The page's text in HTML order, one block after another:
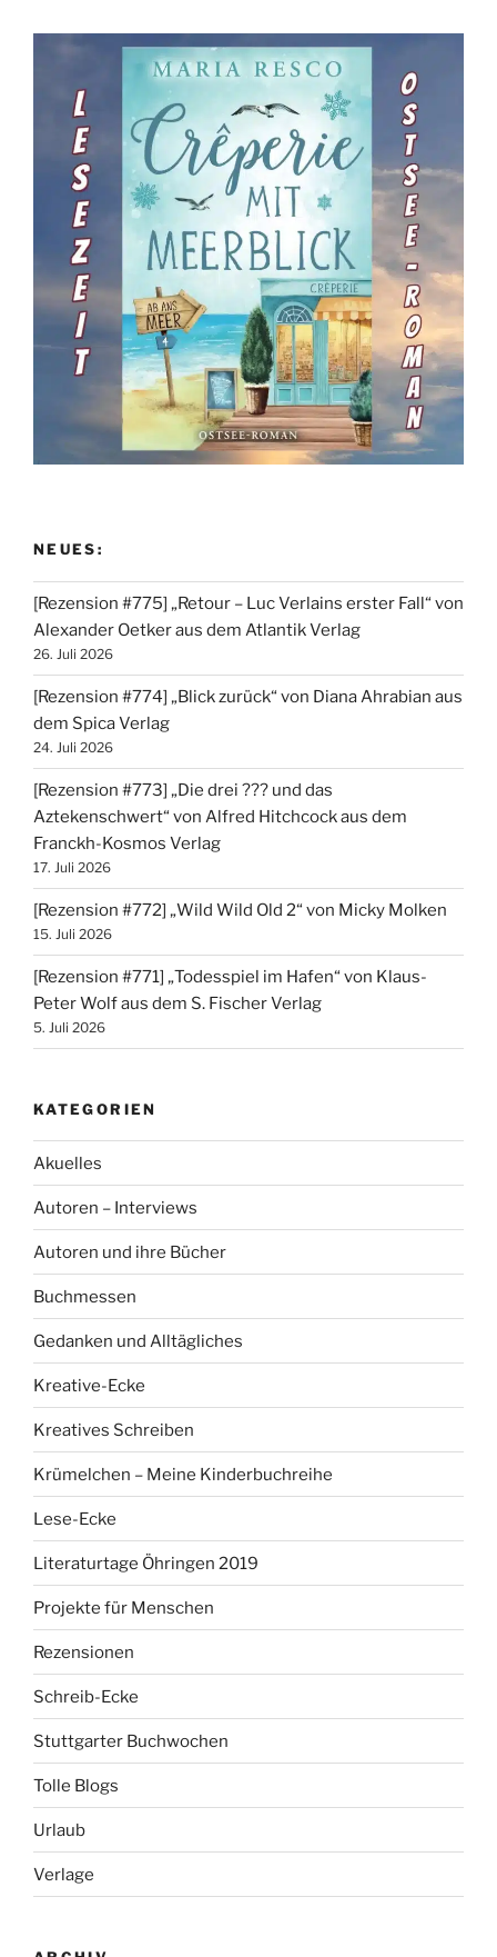
NEUES:
[Rezension #775] „Retour – Luc Verlains erster Fall“ von
Alexander Oetker aus dem Atlantik Verlag
26. Juli 2026
[Rezension #774] „Blick zurück“ von Diana Ahrabian aus
dem Spica Verlag
24. Juli 2026
[Rezension #773] „Die drei ??? und das
Aztekenschwert“ von Alfred Hitchcock aus dem
Franckh-Kosmos Verlag
17. Juli 2026
[Rezension #772] „Wild Wild Old 2“ von Micky Molken
15. Juli 2026
[Rezension #771] „Todesspiel im Hafen“ von Klaus-
Peter Wolf aus dem S. Fischer Verlag
5. Juli 2026
KATEGORIEN
Akuelles
Autoren – Interviews
Autoren und ihre Bücher
Buchmessen
Gedanken und Alltägliches
Kreative-Ecke
Kreatives Schreiben
Krümelchen – Meine Kinderbuchreihe
Lese-Ecke
Literaturtage Öhringen 2019
Projekte für Menschen
Rezensionen
Schreib-Ecke
Stuttgarter Buchwochen
Tolle Blogs
Urlaub
Verlage